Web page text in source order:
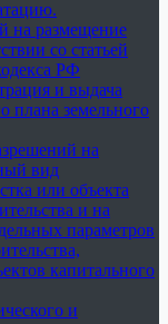
на размещение
со статьей
РФ
и выдача
плана земельного
на
вид
или объекта
и на
параметров
капитального
и